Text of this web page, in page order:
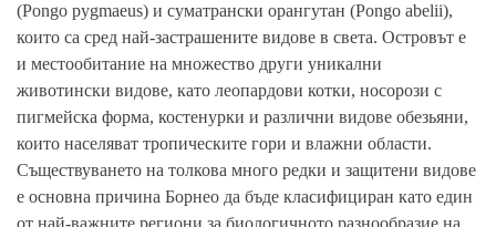
(Pongo pygmaeus) и суматрански орангутан (Pongo abelii),
които са сред най-застрашените видове в света. Островът е
и местообитание на множество други уникални
животински видове, като леопардови котки, носорози с
пигмейска форма, костенурки и различни видове обезьяни,
които населяват тропическите гори и влажни области.
Съществуването на толкова много редки и защитени видове
е основна причина Борнео да бъде класифициран като един